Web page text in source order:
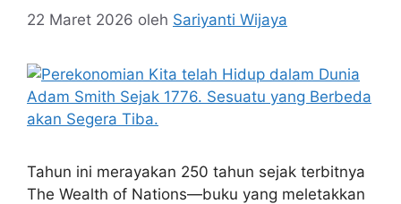
22 Maret 2026 oleh Sariyanti Wijaya
Tahun ini merayakan 250 tahun sejak terbitnya
The Wealth of Nations—buku yang meletakkan